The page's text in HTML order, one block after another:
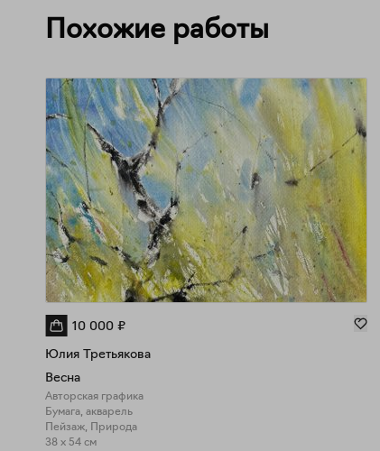
Похожие работы
10 000 ₽
Юлия Третьякова
Весна
Авторская графика
Бумага, акварель
Пейзаж, Природа
38 x 54 см